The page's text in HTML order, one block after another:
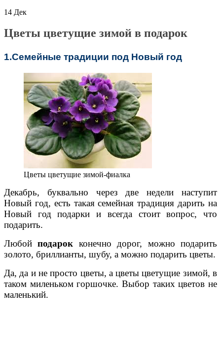
14 Дек
Цветы цветущие зимой в подарок
1.Семейные традиции под Новый год
Цветы цветущие зимой-фиалка
Декабрь, буквально через две недели наступит
Новый год, есть такая семейная традиция дарить на
Новый год подарки и всегда стоит вопрос, что
подарить.
Любойподарок конечно дорог, можно подарить
золото, бриллианты, шубу, а можно подарить цветы.
Да, да и не просто цветы, а цветы цветущие зимой, в
таком миленьком горшочке. Выбор таких цветов не
маленький.